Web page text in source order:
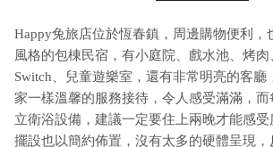
Happy兔旅店位於恆春鎮，周邊購物便利，
風格的包棟民宿，有小庭院、戲水池、烤
Switch、兒童遊樂室，還有非常明亮的客廳
家一樣溫馨的服務接待，令人感受滿滿，
立衛浴設備，建議一定要住上兩晚才能感
擺設也以簡約佈置，沒有太多的硬體呈現